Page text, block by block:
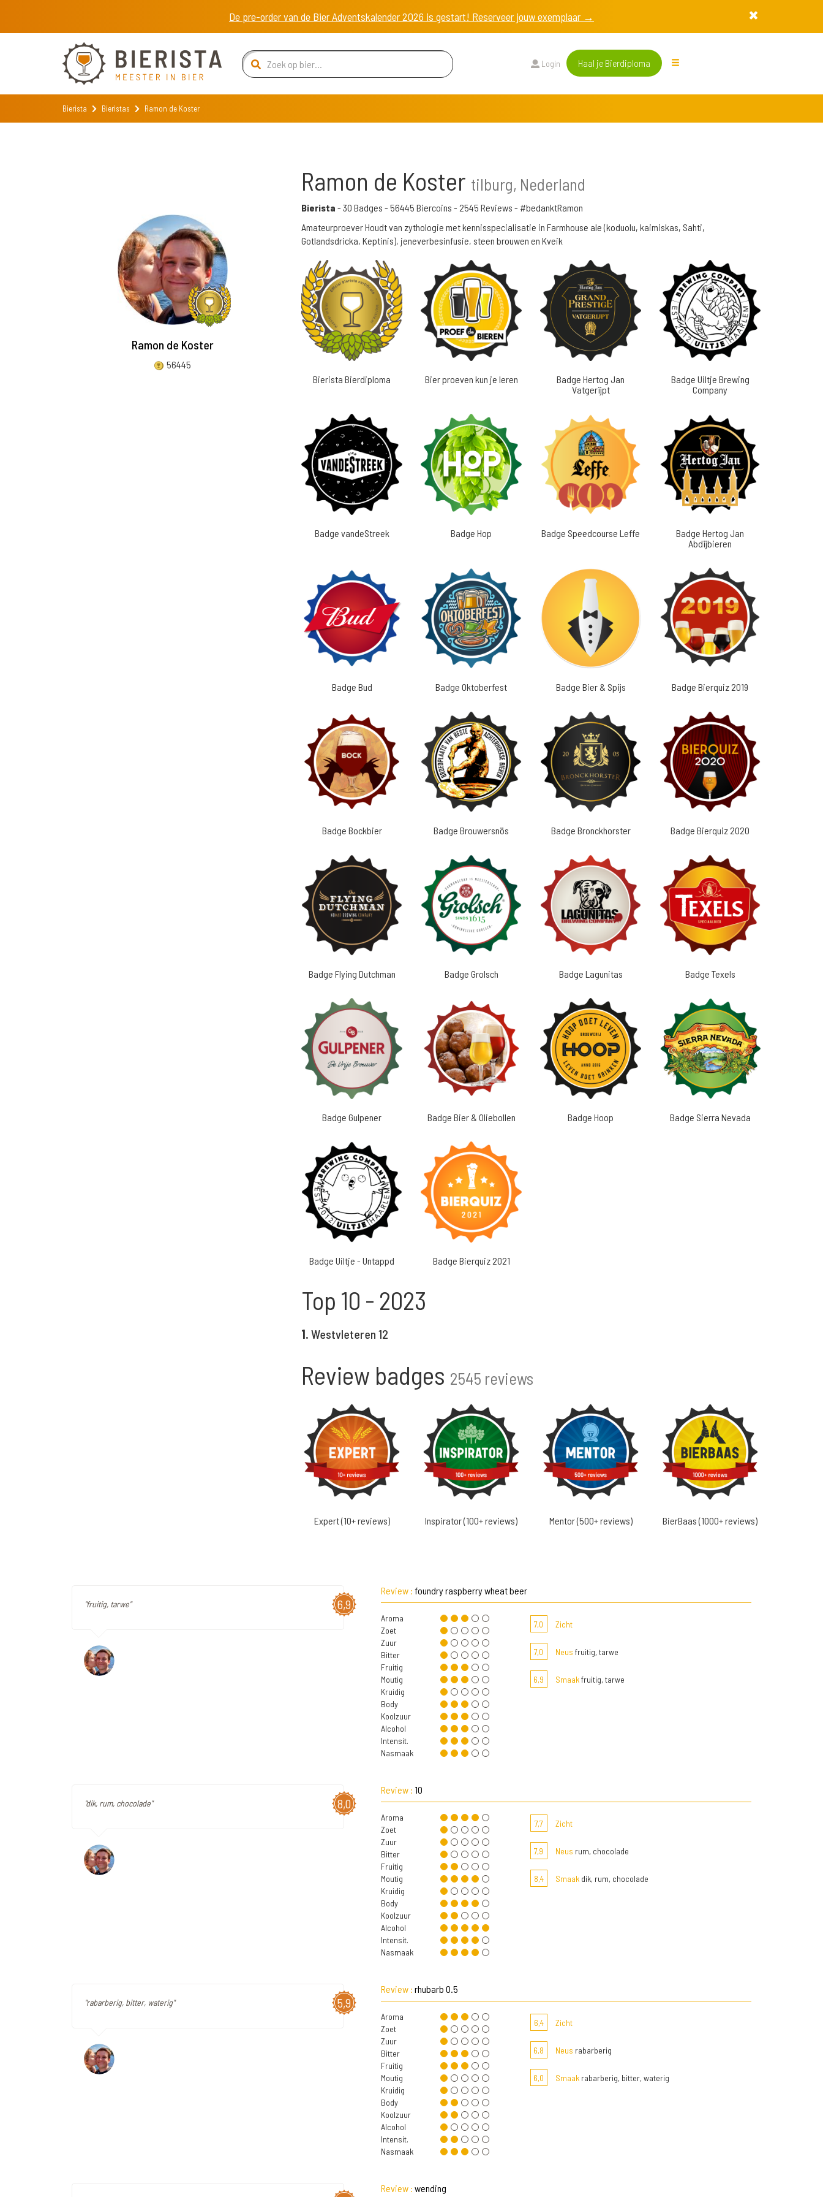
De pre-order van de Bier Adventskalender 2026 is gestart! Reserveer jouw exemplaar →
Login Haal je Bierdiploma
Bierista Bieristas Ramon de Koster
Ramon de Koster
56445
Ramon de Koster tilburg, Nederland
Bierista - 30 Badges - 56445 Biercoins - 2545 Reviews - #bedanktRamon
Amateurproever Houdt van zythologie met kennisspecialisatie in Farmhouse ale (koduolu, kaimiskas, Sahti,
Gotlandsdricka, Keptinis), jeneverbesinfusie, steen brouwen en Kveik
Bierista Bierdiploma Bier proeven kun je leren
Badge Hertog Jan
Vatgerijpt
Badge Uiltje Brewing
Company
Badge vandeStreek Badge Hop Badge Speedcourse Leffe
Badge Hertog Jan
Abdijbieren
Badge Bud Badge Oktoberfest Badge Bier & Spijs Badge Bierquiz 2019
Badge Bockbier Badge Brouwersnös Badge Bronckhorster Badge Bierquiz 2020
Badge Flying Dutchman Badge Grolsch Badge Lagunitas Badge Texels
Badge Gulpener Badge Bier & Oliebollen Badge Hoop Badge Sierra Nevada
Badge Uiltje - Untappd Badge Bierquiz 2021
Top 10 - 2023
1. Westvleteren 12
Review badges 2545 reviews
Expert (10+ reviews) Inspirator (100+ reviews) Mentor (500+ reviews) BierBaas (1000+ reviews)
6,9
"fruitig, tarwe"
Review : foundry raspberry wheat beer
Aroma
Zoet
Zuur
Bitter
Fruitig
Moutig
Kruidig
Body
Koolzuur
Alcohol
Intensit.
Nasmaak
7,0 Zicht
7,0 Neus fruitig, tarwe
6,9 Smaakfruitig, tarwe
8,0
"dik, rum, chocolade"
Review : 10
Aroma
Zoet
Zuur
Bitter
Fruitig
Moutig
Kruidig
Body
Koolzuur
Alcohol
Intensit.
Nasmaak
7,7 Zicht
7,9 Neus rum, chocolade
8,4 Smaakdik, rum, chocolade
5,9
"rabarberig, bitter, waterig"
Review : rhubarb 0.5
Aroma
Zoet
Zuur
Bitter
Fruitig
Moutig
Kruidig
Body
Koolzuur
Alcohol
Intensit.
Nasmaak
6,4 Zicht
6,8 Neus rabarberig
6,0 Smaakrabarberig, bitter, waterig
Review : wending